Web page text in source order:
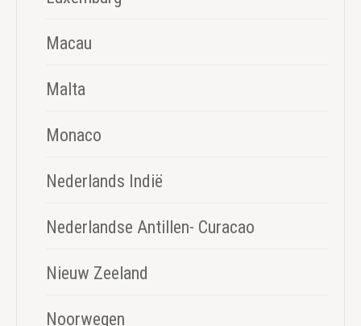
Macau
Malta
Monaco
Nederlands Indië
Nederlandse Antillen- Curacao
Nieuw Zeeland
Noorwegen